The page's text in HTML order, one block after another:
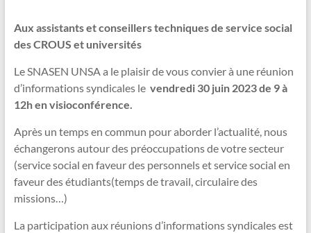
Aux assistants et conseillers techniques de service social
des CROUS et universités
Le SNASEN UNSA a le plaisir de vous convier à une réunion
d’informations syndicales le vendredi 30 juin 2023 de 9 à
12h en visioconférence.
Après un temps en commun pour aborder l’actualité, nous
échangerons autour des préoccupations de votre secteur
(service social en faveur des personnels et service social en
faveur des étudiants(temps de travail, circulaire des
missions…)
La participation aux réunions d’informations syndicales est